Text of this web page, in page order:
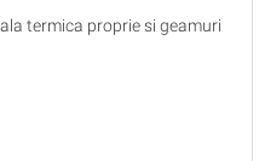
termica proprie si geamuri